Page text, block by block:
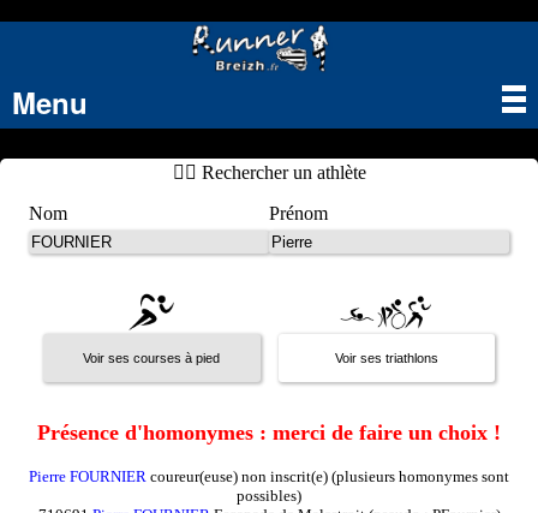
Menu
🏃‍♂️ Rechercher un athlète
Nom
Prénom
Présence d'homonymes : merci de faire un choix !
Pierre FOURNIER coureur(euse) non inscrit(e) (plusieurs homonymes sont
possibles)